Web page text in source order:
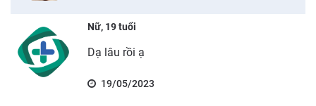
Nữ, 19 tuổi
Dạ lâu rồi ạ
19/05/2023